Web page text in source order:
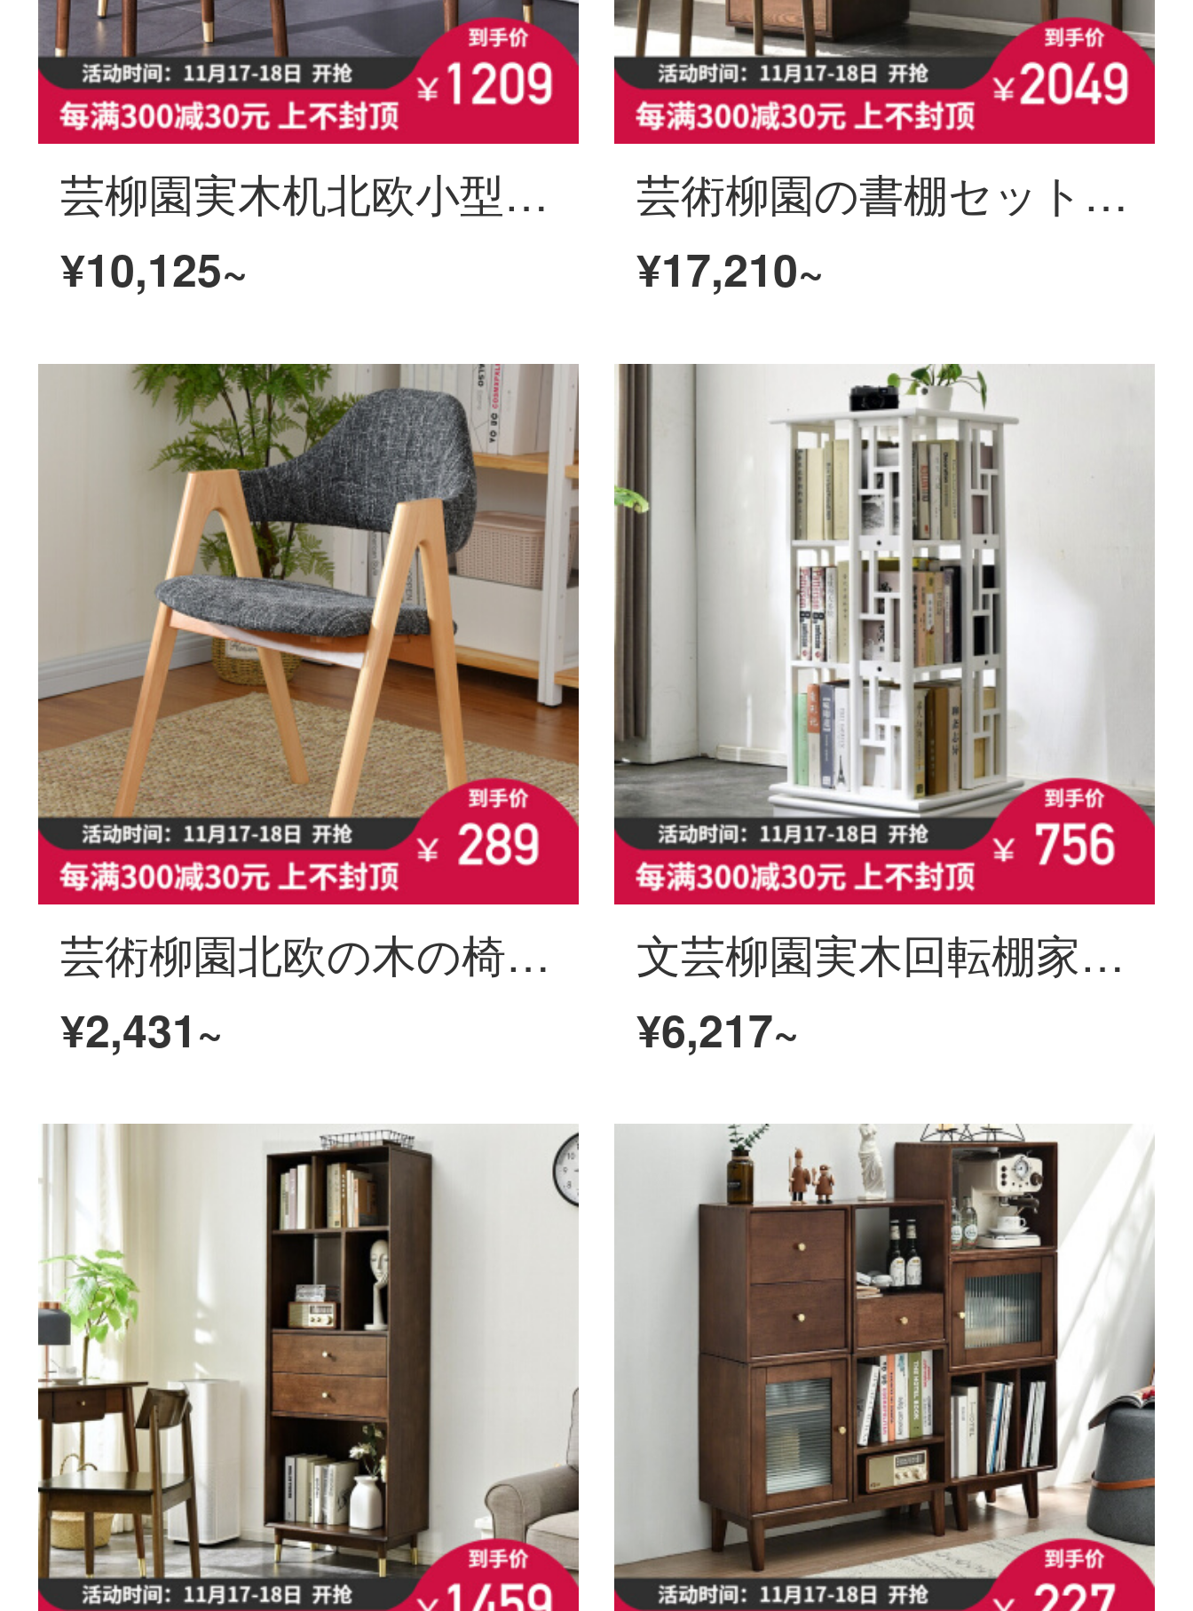
芸柳園実木机北欧小型パソコンデスク引き出し付きデスク現代簡単デスクトップノートパソコンデスク黄銅＋ゴム材【2つの引き出し】胡桃色
¥10,125~
芸術柳園の書棚セットの木造パソコンデスクは簡単に北欧家庭用伸縮学習デスクデスクの家庭用胡桃色セット+牛角椅子です。
¥17,210~
芸術柳園北欧の木の椅子のコンピュータの椅子の事務室の椅子の家庭用の本の椅子と椅子の家庭用の腰掛けの椅子の原木+深い灰
¥2,431~
文芸柳園実木回転棚家庭用360度の書棚簡単に床につく書棚絵本棚客間に移動可能な置物棚新中国式三階白
¥6,217~